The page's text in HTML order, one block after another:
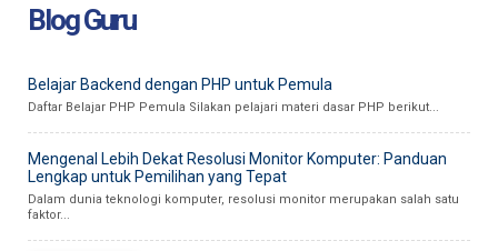
Blog Guru
Belajar Backend dengan PHP untuk Pemula
Daftar Belajar PHP Pemula Silakan pelajari materi dasar PHP berikut...
Mengenal Lebih Dekat Resolusi Monitor Komputer: Panduan
Lengkap untuk Pemilihan yang Tepat
Dalam dunia teknologi komputer, resolusi monitor merupakan salah satu
faktor...